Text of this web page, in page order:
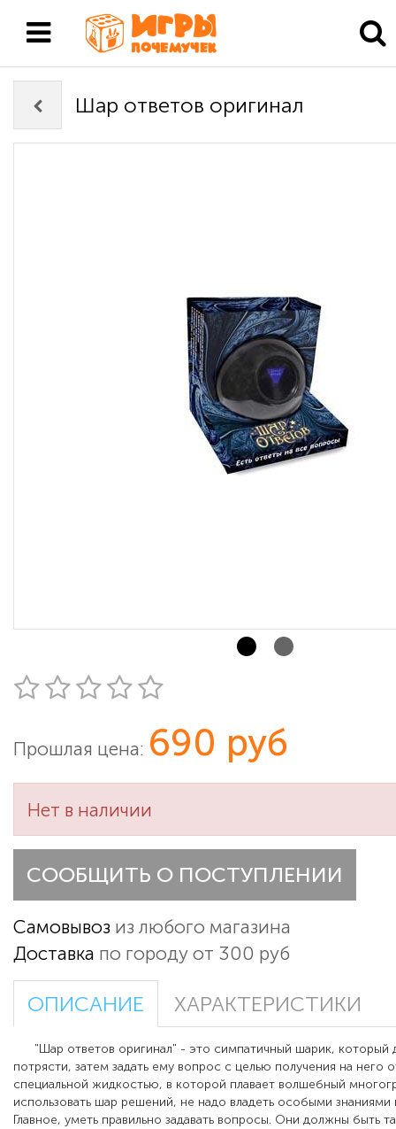
Шар ответов оригинал
Прошлая цена: 690 руб
Нет в наличии
СООБЩИТЬ О ПОСТУПЛЕНИИ
Самовывоз из любого магазина
Доставка по городу от 300 руб
ОПИСАНИЕ ХАРАКТЕРИСТИКИ
"Шар ответов оригинал" - это симпатичный шарик, который
потрясти, затем задать ему вопрос с целью получения на него
специальной жидкостью, в которой плавает волшебный
использовать шар решений, не надо владеть особыми знаниями
Главное, уметь правильно задавать вопросы. Они должны быть